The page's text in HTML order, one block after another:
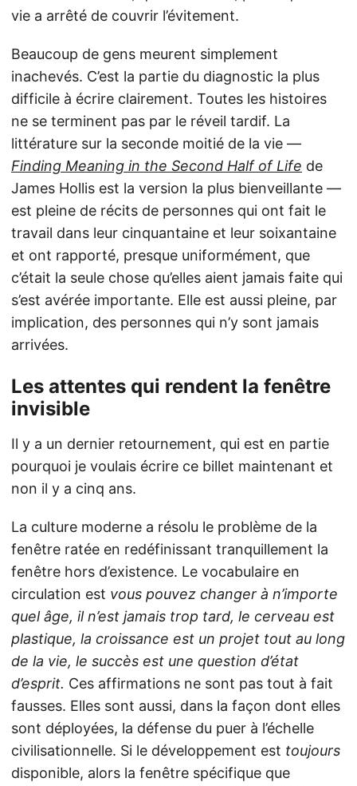
vie a arrêté de couvrir l’évitement.
Beaucoup de gens meurent simplement
inachevés. C’est la partie du diagnostic la plus
difficile à écrire clairement. Toutes les histoires
ne se terminent pas par le réveil tardif. La
littérature sur la seconde moitié de la vie —
Finding Meaning in the Second Half of Life de
James Hollis est la version la plus bienveillante —
est pleine de récits de personnes qui ont fait le
travail dans leur cinquantaine et leur soixantaine
et ont rapporté, presque uniformément, que
c’était la seule chose qu’elles aient jamais faite qui
s’est avérée importante. Elle est aussi pleine, par
implication, des personnes qui n’y sont jamais
arrivées.
Les attentes qui rendent la fenêtre
invisible
Il y a un dernier retournement, qui est en partie
pourquoi je voulais écrire ce billet maintenant et
non il y a cinq ans.
La culture moderne a résolu le problème de la
fenêtre ratée en redéfinissant tranquillement la
fenêtre hors d’existence. Le vocabulaire en
circulation est vous pouvez changer à n’importe
quel âge, il n’est jamais trop tard, le cerveau est
plastique, la croissance est un projet tout au long
de la vie, le succès est une question d’état
d’esprit. Ces affirmations ne sont pas tout à fait
fausses. Elles sont aussi, dans la façon dont elles
sont déployées, la défense du puer à l’échelle
civilisationnelle. Si le développement est toujours
disponible, alors la fenêtre spécifique que